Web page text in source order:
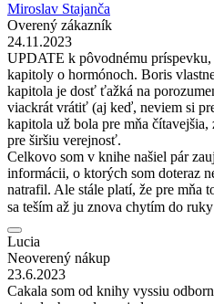
Miroslav Stajanča
Overený zákazník
24.11.2023
UPDATE k pôvodnému príspevku,
kapitoly o hormónoch. Boris
kapitola je dosť ťažká na
viackrát vrátiť (aj keď, neviem si
kapitola už bola pre mňa
pre širšiu verejnosť.
Celkovo som v knihe našiel pár
informácii, o ktorých som doteraz
natrafil. Ale stále platí, že pre mňa
sa teším až ju znova chytím do
Lucia
Neoverený nákup
23.6.2023
Cakala som od knihy vyssiu